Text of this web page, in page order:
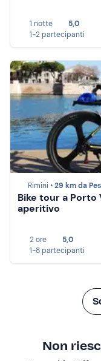
1 notte
5,0
1-2 partecipanti
Rimini •29 km da
Bike tour a Porto
aperitivo
2 ore
5,0
1-8 partecipanti
Non